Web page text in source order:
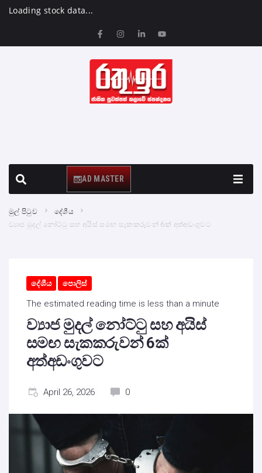
Loading stock data...
AD MASTER
මුල් පිටුව
දේශීය
ව්‍යාජ මුදල් නෝට්ටු සහ අයිස් සමඟ සැකකරුවන් 6ක් අත්අඩංගුවට
දේශීය පොලිස්
The estimated reading time is less than a minute
ව්‍යාජ මුදල් නෝට්ටු සහ අයිස්
සමඟ සැකකරුවන් 6ක්
අත්අඩංගුවට
April 26, 2026 0